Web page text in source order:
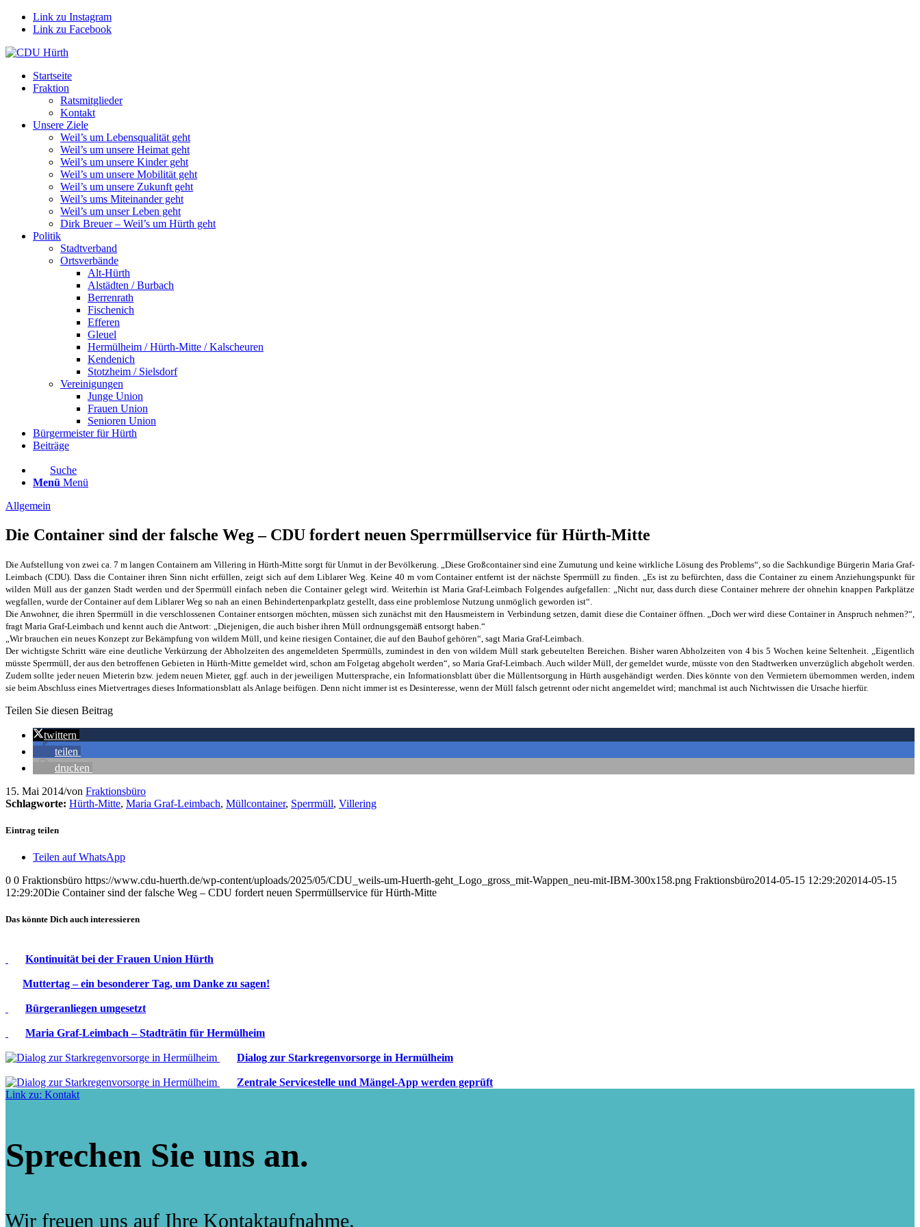
Link zu Instagram
Link zu Facebook
Startseite
Fraktion
Ratsmitglieder
Kontakt
Unsere Ziele
Weil’s um Lebensqualität geht
Weil’s um unsere Heimat geht
Weil’s um unsere Kinder geht
Weil’s um unsere Mobilität geht
Weil’s um unsere Zukunft geht
Weil’s ums Miteinander geht
Weil’s um unser Leben geht
Dirk Breuer – Weil’s um Hürth geht
Politik
Stadtverband
Ortsverbände
Alt-Hürth
Alstädten / Burbach
Berrenrath
Fischenich
Efferen
Gleuel
Hermülheim / Hürth-Mitte / Kalscheuren
Kendenich
Stotzheim / Sielsdorf
Vereinigungen
Junge Union
Frauen Union
Senioren Union
Bürgermeister für Hürth
Beiträge
Suche
Menü Menü
Allgemein
Die Container sind der falsche Weg – CDU fordert neuen Sperrmüllservice für Hürth-Mitte
Die Aufstellung von zwei ca. 7 m langen Containern am Villering in Hürth-Mitte sorgt für Unmut in der Bevölkerung. „Diese Großcontainer sind eine Zumutung und keine wirkliche Lösung des Problems“, so die Sachkundige Bürgerin Maria Graf-
Leimbach (CDU). Dass die Container ihren Sinn nicht erfüllen, zeigt sich auf dem Liblarer Weg. Keine 40 m vom Container entfernt ist der nächste Sperrmüll zu finden. „Es ist zu befürchten, dass die Container zu einem Anziehungspunkt für
wilden Müll aus der ganzen Stadt werden und der Sperrmüll einfach neben die Container gelegt wird. Weiterhin ist Maria Graf-Leimbach Folgendes aufgefallen: „Nicht nur, dass durch diese Container mehrere der ohnehin knappen Parkplätze
wegfallen, wurde der Container auf dem Liblarer Weg so nah an einen Behindertenparkplatz gestellt, dass eine problemlose Nutzung unmöglich geworden ist“.
Die Anwohner, die ihren Sperrmüll in die verschlossenen Container entsorgen möchten, müssen sich zunächst mit den Hausmeistern in Verbindung setzen, damit diese die Container öffnen. „Doch wer wird diese Container in Anspruch nehmen?“,
fragt Maria Graf-Leimbach und kennt auch die Antwort: „Diejenigen, die auch bisher ihren Müll ordnungsgemäß entsorgt haben.“
„Wir brauchen ein neues Konzept zur Bekämpfung von wildem Müll, und keine riesigen Container, die auf den Bauhof gehören“, sagt Maria Graf-Leimbach.
Der wichtigste Schritt wäre eine deutliche Verkürzung der Abholzeiten des angemeldeten Sperrmülls, zumindest in den von wildem Müll stark gebeutelten Bereichen. Bisher waren Abholzeiten von 4 bis 5 Wochen keine Seltenheit. „Eigentlich
müsste Sperrmüll, der aus den betroffenen Gebieten in Hürth-Mitte gemeldet wird, schon am Folgetag abgeholt werden“, so Maria Graf-Leimbach. Auch wilder Müll, der gemeldet wurde, müsste von den Stadtwerken unverzüglich abgeholt werden.
Zudem sollte jeder neuen Mieterin bzw. jedem neuen Mieter, ggf. auch in der jeweiligen Muttersprache, ein Informationsblatt über die Müllentsorgung in Hürth ausgehändigt werden. Dies könnte von den Vermietern übernommen werden, indem
sie beim Abschluss eines Mietvertrages dieses Informationsblatt als Anlage beifügen. Denn nicht immer ist es Desinteresse, wenn der Müll falsch getrennt oder nicht angemeldet wird; manchmal ist auch Nichtwissen die Ursache hierfür.
Teilen Sie diesen Beitrag
twittern
teilen
drucken
15. Mai 2014/von Fraktionsbüro
Schlagworte: Hürth-Mitte, Maria Graf-Leimbach, Müllcontainer, Sperrmüll, Villering
Eintrag teilen
Teilen auf WhatsApp
0 0 Fraktionsbüro https://www.cdu-huerth.de/wp-content/uploads/2025/05/CDU_weils-um-Huerth-geht_Logo_gross_mit-Wappen_neu-mit-IBM-300x158.png Fraktionsbüro2014-05-15 12:29:202014-05-15
12:29:20Die Container sind der falsche Weg – CDU fordert neuen Sperrmüllservice für Hürth-Mitte
Das könnte Dich auch interessieren
Kontinuität bei der Frauen Union Hürth
Muttertag – ein besonderer Tag, um Danke zu sagen!
Bürgeranliegen umgesetzt
Maria Graf-Leimbach – Stadträtin für Hermülheim
Dialog zur Starkregenvorsorge in Hermülheim
Zentrale Servicestelle und Mängel-App werden geprüft
Link zu: Kontakt
Sprechen Sie uns an.
Wir freuen uns auf Ihre Kontaktaufnahme.